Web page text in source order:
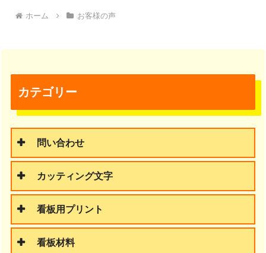
ホーム お客様の声
カテゴリー
問い合わせ
カッティング文字
看板用プリント
看板材料